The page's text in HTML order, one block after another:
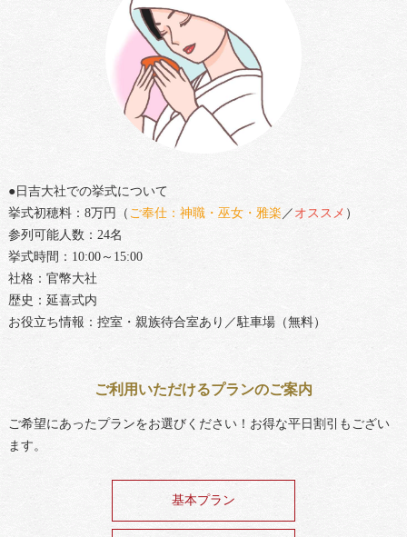
●日吉大社での挙式について
挙式初穂料：8万円（ ご奉仕：神職・巫女・雅楽 ／ オススメ ）
参列可能人数：24名
挙式時間：10:00～15:00
社格：官幣大社
歴史：延喜式内
お役立ち情報：控室・親族待合室あり／駐車場（無料）
ご利用いただけるプランのご案内
ご希望にあったプランをお選びください！お得な平日割引もござい
ます。
基本プラン